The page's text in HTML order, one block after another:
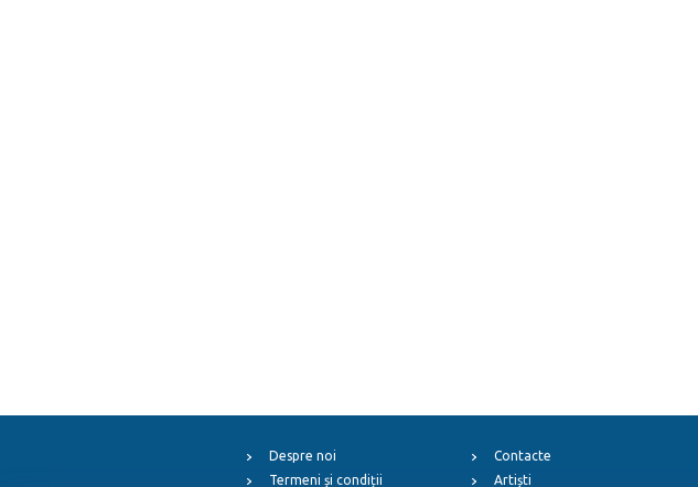
Despre noi
Termeni și condiții
Contacte
Artiști